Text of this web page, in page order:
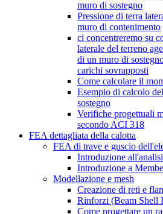
muro di sostegno
Pressione di terra
muro di contenimento
ci concentreremo su
laterale del terreno
di un muro di
carichi sovrapposti
Come calcolare il
Esempio di calcolo
sostegno
Verifiche progettuali
secondo ACI 318
FEA dettagliata della calotta
FEA di trave e guscio
Introduzione
Introduzione a
Modellazione e mesh
Creazione di reti e
Rinforzi (Beam Shell
Come progettare un